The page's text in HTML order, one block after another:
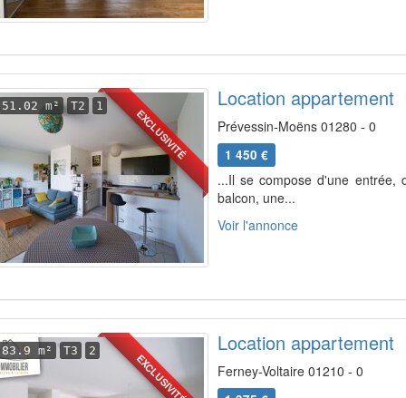
EXCLUSIVITÉ
51.02 m² T2 1 Location appartement
Prévessin-Moëns 01280 - 0
1 450 €
...Il se compose d'une entrée,
balcon, une...
Voir l'annonce
EXCLUSIVITÉ
83.9 m² T3 2 Location appartement
Ferney-Voltaire 01210 - 0